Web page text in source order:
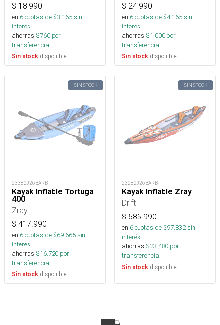
$ 18.990
en 6cuotas de $3.165sin
interés
ahorras $760 por
transferencia.
Sin stock disponible
$ 24.990
en 6cuotas de $4.165sin
interés
ahorras $1.000 por
transferencia.
Sin stock disponible
SIN STOCK
23382026BARB
Kayak Inflable Tortuga
400
Zray
$ 417.990
en 6cuotas de $69.665sin
interés
ahorras $16.720 por
transferencia.
Sin stock disponible
SIN STOCK
23282026BARB
Kayak Inflable Zray
Drift
$ 586.990
en 6cuotas de $97.832sin
interés
ahorras $23.480 por
transferencia.
Sin stock disponible